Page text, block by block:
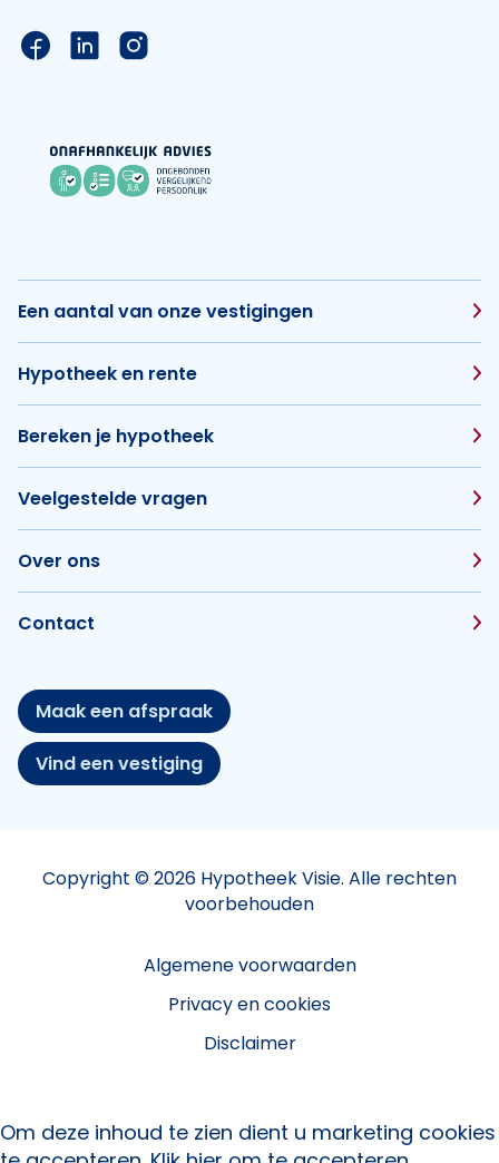
Link naar de Facebook pagina van Hypotheek
Link naar de LinkedIn pagina van
Link naar de Instagram pagina van
Een aantal van onze vestigingen
Hypotheek en rente
Bereken je hypotheek
Veelgestelde vragen
Over ons
Contact
Maak een afspraak
Vind een vestiging
Copyright © 2026 Hypotheek Visie. Alle rechten
voorbehouden
Algemene voorwaarden
Privacy en cookies
Disclaimer
Om deze inhoud te zien dient u marketing cookies